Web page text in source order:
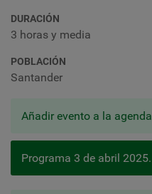
DURACIÓN
3 horas y media
POBLACIÓN
Santander
Añadir evento a la agenda